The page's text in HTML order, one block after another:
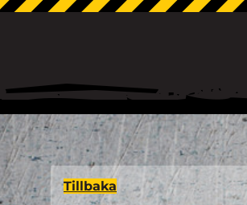
Tillbaka